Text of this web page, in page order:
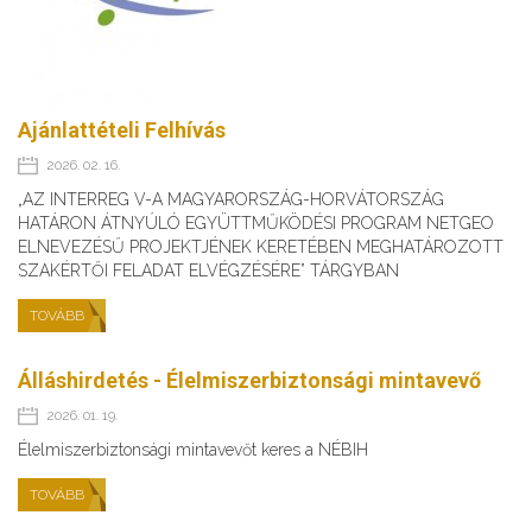
Ajánlattételi Felhívás
2026. 02. 16.
„AZ INTERREG V-A MAGYARORSZÁG-HORVÁTORSZÁG
HATÁRON ÁTNYÚLÓ EGYÜTTMŰKÖDÉSI PROGRAM NETGEO
ELNEVEZÉSŰ PROJEKTJÉNEK KERETÉBEN MEGHATÁROZOTT
SZAKÉRTŐI FELADAT ELVÉGZÉSÉRE” TÁRGYBAN
TOVÁBB
Álláshirdetés - Élelmiszerbiztonsági mintavevő
2026. 01. 19.
Élelmiszerbiztonsági mintavevőt keres a NÉBIH
TOVÁBB